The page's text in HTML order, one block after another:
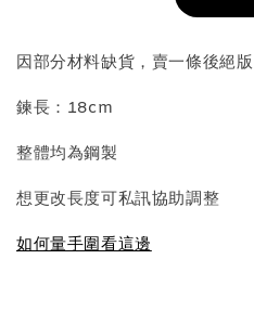
因部分材料缺貨，賣一條後絕版
鍊長：18cm
整體均為鋼製
想更改長度可私訊協助調整
如何量手圍看這邊